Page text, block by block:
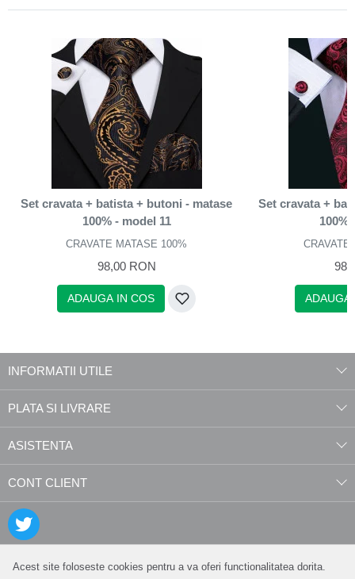
Acest site foloseste cookies pentru a va oferi functionalitatea dorita.
Set cravata + batista + butoni - matase
100% - model 11
CRAVATE MATASE 100%
98,00 RON
ADAUGA IN COS
Set cravata +
100%
CRAVATE
ADAUGA
INFORMATII UTILE
PLATA SI LIVRARE
ASISTENTA
CONT CLIENT